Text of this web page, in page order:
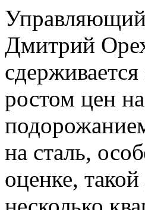
Управляющий
Дмитрий
ростом цен
на сталь,
оценке,